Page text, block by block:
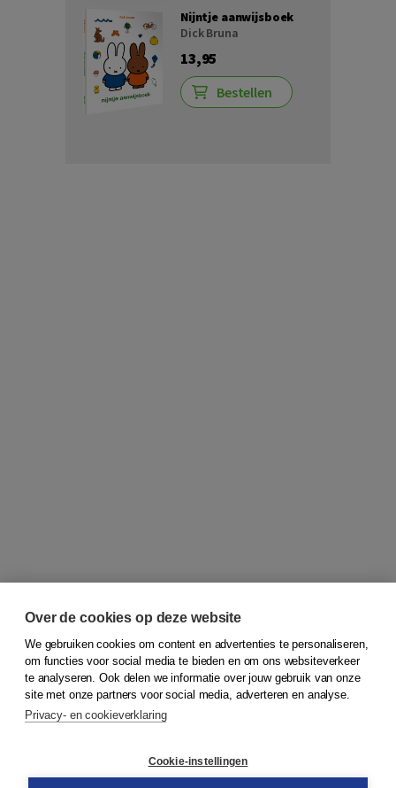
Nijntje aanwijsboek
Dick Bruna
13,95
Bestellen
© 2026Koninklijke Boom uitgevers
Bestellen
Over de cookies op deze website
We gebruiken cookies om content en advertenties te personaliseren,
om functies voor social media te bieden en om ons websiteverkeer
te analyseren. Ook delen we informatie over jouw gebruik van onze
site met onze partners voor social media, adverteren en analyse.
Privacy- en cookieverklaring
Cookie-instellingen